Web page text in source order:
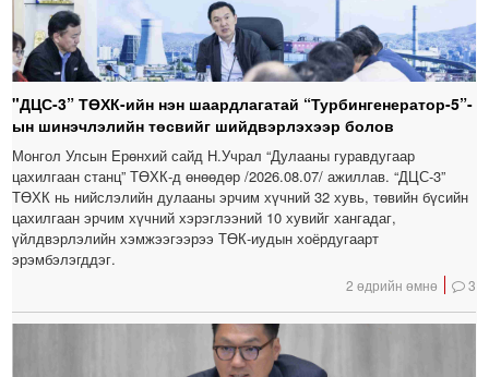
"ДЦС-3” ТӨХК-ийн нэн шаардлагатай “Турбингенератор-5”-
ын шинэчлэлийн төсвийг шийдвэрлэхээр болов
Монгол Улсын Ерөнхий сайд Н.Учрал “Дулааны гуравдугаар
цахилгаан станц” ТӨХК-д өнөөдөр /2026.08.07/ ажиллав. “ДЦС-3”
ТӨХК нь нийслэлийн дулааны эрчим хүчний 32 хувь, төвийн бүсийн
цахилгаан эрчим хүчний хэрэглээний 10 хувийг хангадаг,
үйлдвэрлэлийн хэмжээгээрээ ТӨК-иудын хоёрдугаарт
эрэмбэлэгддэг.
2 өдрийн өмнө 3